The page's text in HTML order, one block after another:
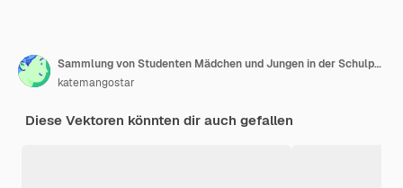
Sammlung von Studenten Mädchen und Jungen in der Schulpause
katemangostar
Diese Vektoren könnten dir auch gefallen